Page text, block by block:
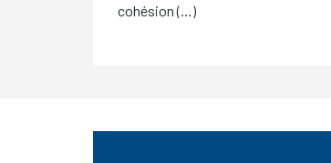
cohésion (…)